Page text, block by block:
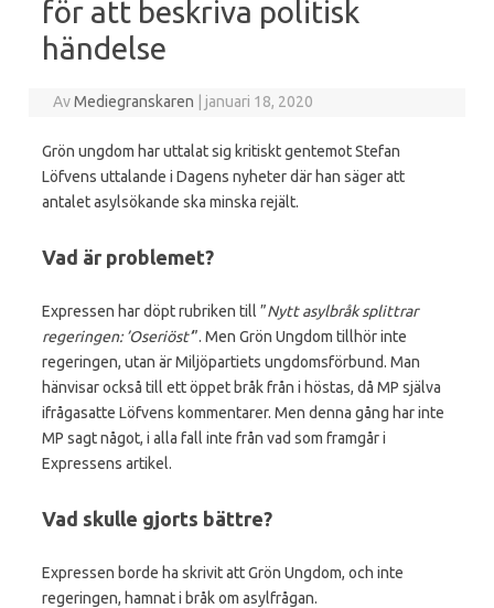
för att beskriva politisk
händelse
AvMediegranskaren januari 18, 2020
Grön ungdom har uttalat sig kritiskt gentemot Stefan
Löfvens uttalande i Dagens nyheter där han säger att
antalet asylsökande ska minska rejält.
Vad är problemet?
Expressen har döpt rubriken till ”Nytt asylbråk splittrar
regeringen: ’Oseriöst’”. Men Grön Ungdom tillhör inte
regeringen, utan är Miljöpartiets ungdomsförbund. Man
hänvisar också till ett öppet bråk från i höstas, då MP själva
ifrågasatte Löfvens kommentarer. Men denna gång har inte
MP sagt något, i alla fall inte från vad som framgår i
Expressens artikel.
Vad skulle gjorts bättre?
Expressen borde ha skrivit att Grön Ungdom, och inte
regeringen, hamnat i bråk om asylfrågan.